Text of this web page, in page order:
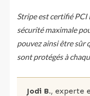
Stripe est certifié PCI
sécurité maximale
pouvez ainsi être sûr
sont protégés à
Jodi B., experte